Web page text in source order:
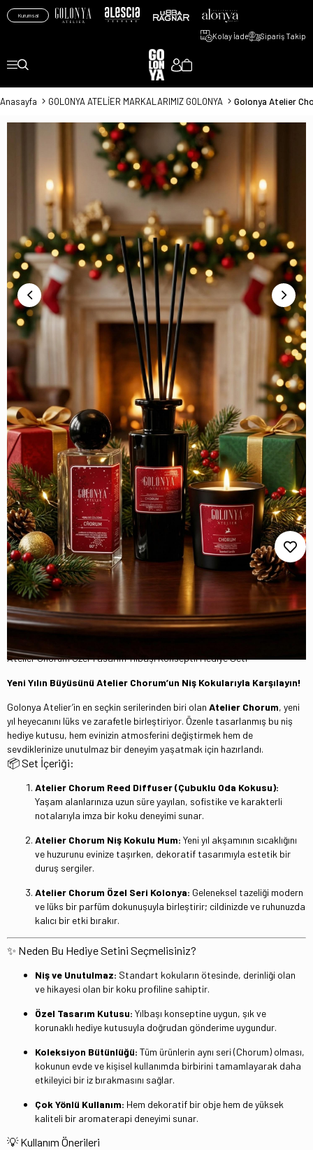
Kurumsal
Kolay İade Sipariş Takip
Anasayfa GOLONYA ATELİER MARKALARIMIZ GOLONYA
Golonya Atelier Chorum Özel Tasarım
Yılbaşı Konseptli Niche Hediye Seti - Ev
Kokusu & Kolonya & Mum Koleksiyonu
Stok Kodu (150.250.023)
%14
İndirim
₺3.499,90
₺2.999,90
Atelier Chorum Özel Tasarım Yılbaşı Konseptli Hediye Seti
Yeni Yılın Büyüsünü Atelier Chorum’un Niş Kokularıyla Karşılayın!
Golonya Atelier’in en seçkin serilerinden biri olan Atelier Chorum, yeni
yıl heyecanını lüks ve zarafetle birleştiriyor. Özenle tasarlanmış bu niş
hediye kutusu, hem evinizin atmosferini değiştirmek hem de
sevdiklerinize unutulmaz bir deneyim yaşatmak için hazırlandı.
📦 Set İçeriği:
Atelier Chorum Reed Diffuser (Çubuklu Oda Kokusu):
Yaşam alanlarınıza uzun süre yayılan, sofistike ve karakterli
notalarıyla imza bir koku deneyimi sunar.
Atelier Chorum Niş Kokulu Mum: Yeni yıl akşamının sıcaklığını
ve huzurunu evinize taşırken, dekoratif tasarımıyla estetik bir
duruş sergiler.
Atelier Chorum Özel Seri Kolonya: Geleneksel tazeliği modern
ve lüks bir parfüm dokunuşuyla birleştirir; cildinizde ve ruhunuzda
kalıcı bir etki bırakır.
✨ Neden Bu Hediye Setini Seçmelisiniz?
Niş ve Unutulmaz: Standart kokuların ötesinde, derinliği olan
ve hikayesi olan bir koku profiline sahiptir.
Özel Tasarım Kutusu: Yılbaşı konseptine uygun, şık ve
korunaklı hediye kutusuyla doğrudan gönderime uygundur.
Koleksiyon Bütünlüğü: Tüm ürünlerin aynı seri (Chorum) olması,
kokunun evde ve kişisel kullanımda birbirini tamamlayarak daha
etkileyici bir iz bırakmasını sağlar.
Çok Yönlü Kullanım: Hem dekoratif bir obje hem de yüksek
kaliteli bir aromaterapi deneyimi sunar.
💡 Kullanım Önerileri